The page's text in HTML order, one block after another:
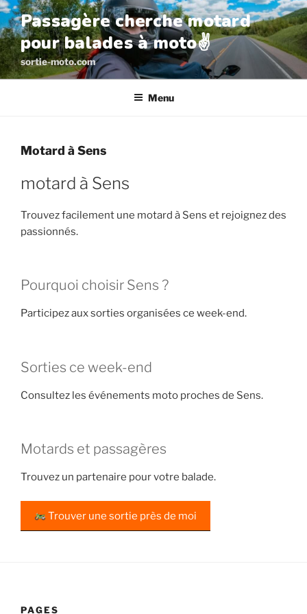
Aller
au
contenu
principal
Passagère cherche motard
pour balades à moto✌️
sortie-moto.com
Menu
Motard à Sens
motard à Sens
Trouvez facilement une motard à Sens et rejoignez des
passionnés.
Pourquoi choisir Sens ?
Participez aux sorties organisées ce week-end.
Sorties ce week-end
Consultez les événements moto proches de Sens.
Motards et passagères
Trouvez un partenaire pour votre balade.
Trouver une sortie près de moi
PAGES